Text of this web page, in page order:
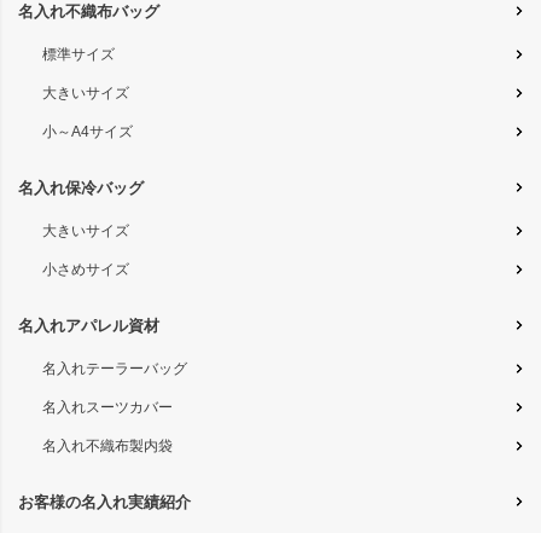
名入れ不織布バッグ
標準サイズ
大きいサイズ
小～A4サイズ
名入れ保冷バッグ
大きいサイズ
小さめサイズ
名入れアパレル資材
名入れテーラーバッグ
名入れスーツカバー
名入れ不織布製内袋
お客様の名入れ実績紹介